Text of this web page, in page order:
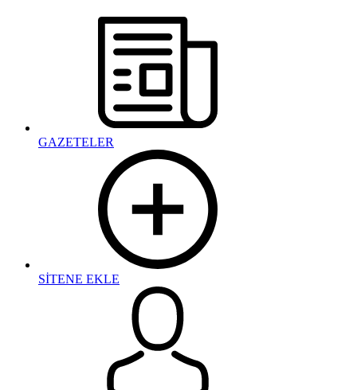
GAZETELER
SİTENE EKLE